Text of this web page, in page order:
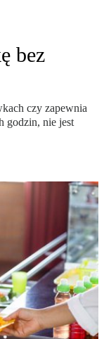
bez
czy zapewnia
godzin, nie jest